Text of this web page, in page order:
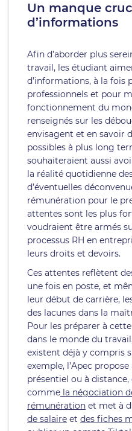
Un manque
d’informations
Afin d’aborder plus
travail, les étudiant
d’informations, à la fois
professionnels et pour
fonctionnement du
renseignés sur les
envisagent et en savoir
possibles à plus long
souhaiteraient aussi
la réalité quotidienne
d’éventuelles
rémunération pour le
attentes sont les plus
voudraient être armés
processus RH en
leurs droits et devoirs.
Ces attentes reflètent
une fois en poste, et
leur début de carrière,
des lacunes dans la
Pour les préparer à
dans le monde du
existent déjà y compris
exemple, l’Apec
présentiel ou à
comme la négociation
rémunération et met à
de salaire et des fiches